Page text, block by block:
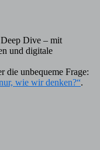
Dive – mit
und digitale
die unbequeme Frage:
wie wir denken?“.